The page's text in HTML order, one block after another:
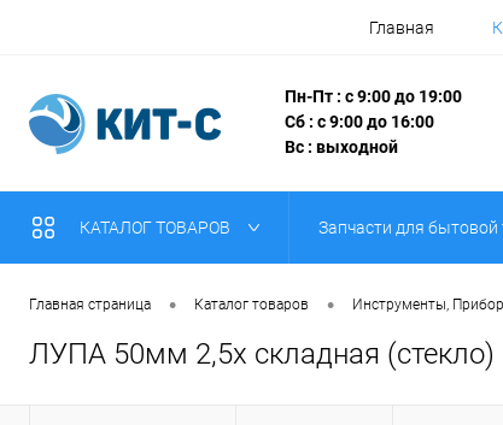
Главная
Пн-Пт : с 9:00 до 19:00
Сб : с 9:00 до 16:00
Вс : выходной
КАТАЛОГ ТОВАРОВ Запчасти для бытовой
Главная страница • Каталог товаров • Инструменты,
ЛУПА 50мм 2,5х складная (стекло)